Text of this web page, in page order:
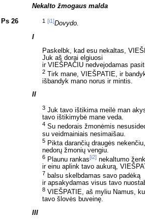
Nekalto žmogaus malda
Ps 26 1 [i1]Dovydo.
I
Paskelbk, kad esu nekaltas,
Juk aš dorai elgiuosi
ir VIEŠPAČIU nedvejodamas
2 Tirk mane, VIEŠPATIE, ir
išbandyk mano norus ir mintis.
II
3 Juk tavo ištikima meilė man
tavo ištikimybė mane veda.
4 Su nedorais žmonėmis
su veidmainiais nesimaišau.
5 Pikta darančių draugės nekenčiu,
nedorų žmonių vengiu.
6 Plaunu rankas[i2] nekaltumo
ir einu aplink tavo aukurą,
7 balsu skelbdamas savo padėką
ir apsakydamas visus tavo
8 VIEŠPATIE, aš myliu Namus,
tavo šlovės buveinę.
III